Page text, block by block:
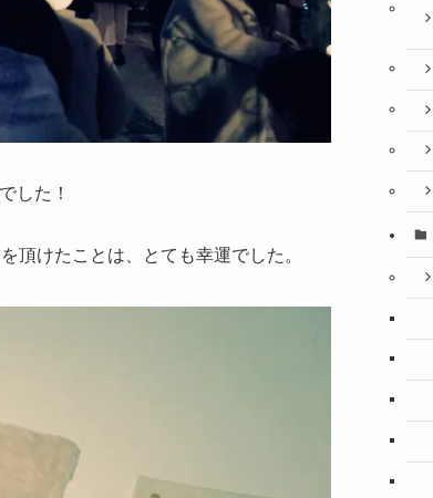
した！
頂けたことは、とても幸運でした。